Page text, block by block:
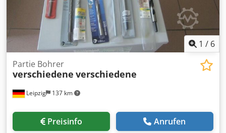
1 / 6
Leipzig 137 km
Partie Bohrer
verschiedene verschiedene
Preisinfo Anrufen